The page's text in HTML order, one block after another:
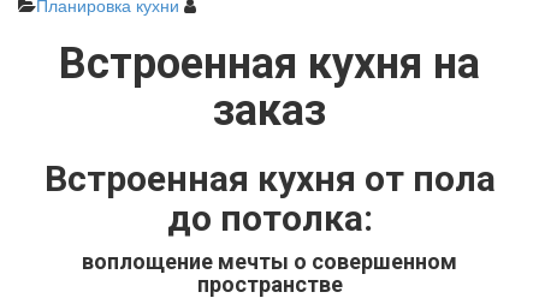
Встроенная кухня на
заказ
Встроенная кухня от пола
до потолка:
воплощение мечты о совершенном
пространстве